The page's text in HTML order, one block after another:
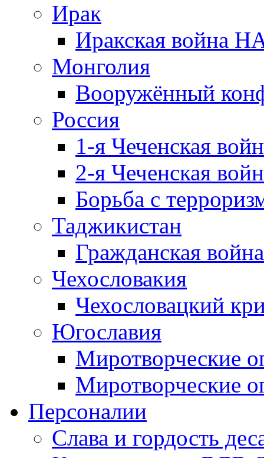
Ирак
Иракская война
Монголия
Вооружённый
Россия
1-я Чеченская
2-я Чеченская
Борьба с
Таджикистан
Гражданская
Чехословакия
Чехословацкий
Югославия
Миротворческие
Миротворческие
Персоналии
Слава и гордость